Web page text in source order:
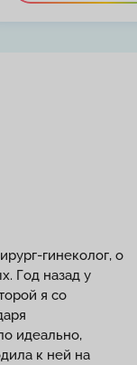
гинеколог, о
Год назад у
я со
идеально,
к ней на